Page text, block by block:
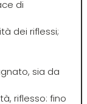
di
dei riflessi;
sia da
riflesso: fino